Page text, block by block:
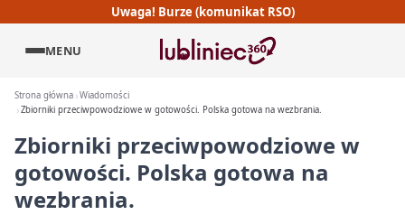
Uwaga! Burze (komunikat RSO)
MENU
Strona główna Wiadomości
Zbiorniki przeciwpowodziowe w gotowości. Polska gotowa na wezbrania.
Zbiorniki przeciwpowodziowe w
gotowości. Polska gotowa na
wezbrania.